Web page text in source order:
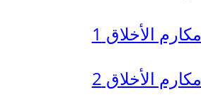
مكارم الأخلاق 1
مكارم الأخلاق 2